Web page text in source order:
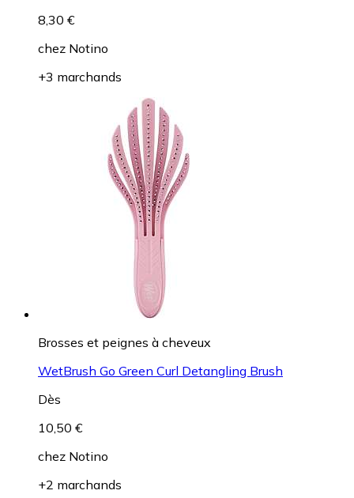
8,30 €
chez Notino
+3 marchands
Brosses et peignes à cheveux
WetBrush Go Green Curl Detangling Brush
Dès
10,50 €
chez Notino
+2 marchands